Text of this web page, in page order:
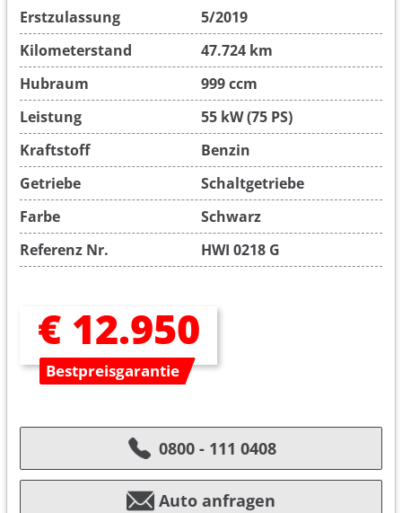
Erstzulassung
5/2019
Kilometerstand
47.724 km
Hubraum
999 ccm
Leistung
55 kW (75 PS)
Kraftstoff
Benzin
Getriebe
Schaltgetriebe
Farbe
Schwarz
Referenz Nr.
HWI 0218 G
€ 12.950
Bestpreisgarantie
0800 - 111 0408
Auto anfragen